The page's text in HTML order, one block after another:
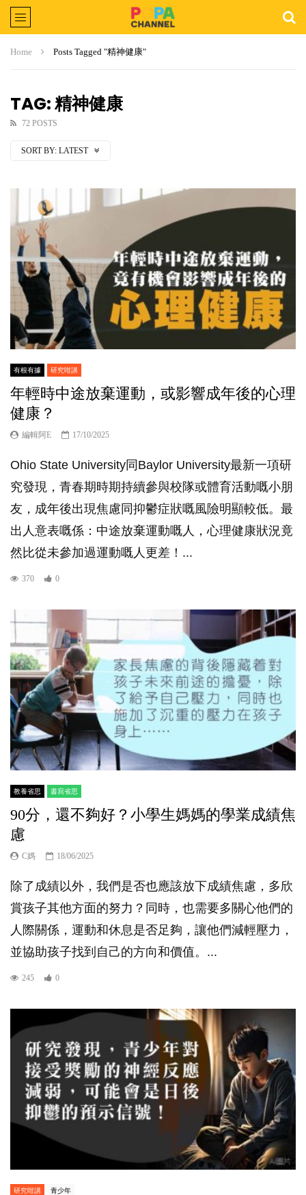
Home Posts Tagged "精神健康"
TAG: 精神健康
72 POSTS
SORT BY: LATEST
有根有據 研究咁講
年輕時中途放棄運動，或影響成年後的心理
健康？
編輯阿E 17/10/2025
Ohio State University同Baylor University最新一項研
究發現，青春期時期持續參與校隊或體育活動嘅小朋
友，成年後出現焦慮同抑鬱症狀嘅風險明顯較低。最
出人意表嘅係：中途放棄運動嘅人，心理健康狀況竟
然比從未參加過運動嘅人更差！...
370 0
教養省思 書寫省思
90分，還不夠好？小學生媽媽的學業成績焦
慮
C媽 18/06/2025
除了成績以外，我們是否也應該放下成績焦慮，多欣
賞孩子其他方面的努力？同時，也需要多關心他們的
人際關係，運動和休息是否足夠，讓他們減輕壓力，
並協助孩子找到自己的方向和價值。...
245 0
研究咁講 青少年